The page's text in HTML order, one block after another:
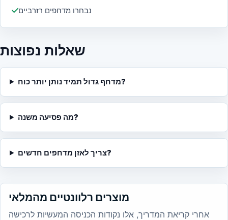
נבחרו מדחפים רזרביים
שאלות נפוצות
מדחף גדול תמיד נותן יותר כוח?
מה פסיעה משנה?
צריך לאזן מדחפים חדשים?
מוצרים רלוונטיים מהמלאי
אחרי קריאת המדריך, אלו נקודות הכניסה המעשיות לרכישה